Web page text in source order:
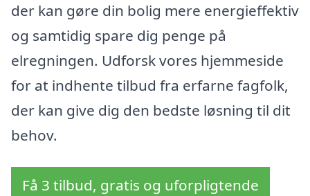
der kan gøre din bolig mere energieffektiv
og samtidig spare dig penge på
elregningen. Udforsk vores hjemmeside
for at indhente tilbud fra erfarne fagfolk,
der kan give dig den bedste løsning til dit
behov.
Få 3 tilbud, gratis og uforpligtende